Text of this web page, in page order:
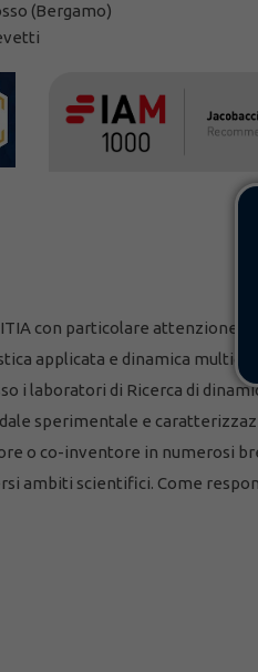
(Bergamo)
con particolare attenzione
applicata e dinamica
i laboratori di Ricerca di
sperimentale e
o co-inventore in numerosi
ambiti scientifici. Come